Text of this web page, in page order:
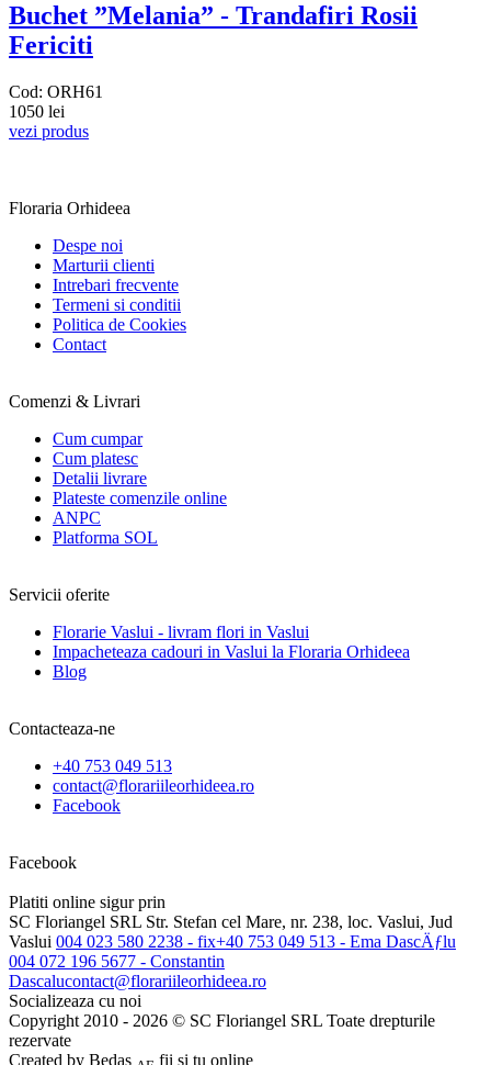
Buchet ”Melania” - Trandafiri Rosii
Fericiti
Cod: ORH61
1050 lei
vezi produs
Floraria Orhideea
Despe noi
Marturii clienti
Intrebari frecvente
Termeni si conditii
Politica de Cookies
Contact
Comenzi & Livrari
Cum cumpar
Cum platesc
Detalii livrare
Plateste comenzile online
ANPC
Platforma SOL
Servicii oferite
Florarie Vaslui - livram flori in Vaslui
Impacheteaza cadouri in Vaslui la Floraria Orhideea
Blog
Contacteaza-ne
+40 753 049 513
contact@florariileorhideea.ro
Facebook
Facebook
Platiti online sigur prin
SC Floriangel SRL Str. Stefan cel Mare, nr. 238, loc. Vaslui, Jud
Vaslui 004 023 580 2238 - fix+40 753 049 513 - Ema DascÄƒlu
004 072 196 5677 - Constantin
Dascalucontact@florariileorhideea.ro
Socializeaza cu noi
Copyright 2010 - 2026 © SC Floriangel SRL Toate drepturile
rezervate
Created by Bedas fii si tu online